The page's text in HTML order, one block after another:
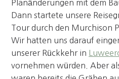
Planänderungen mit dem
Dann startete unsere
Tour durch den Murchison
Wir hatten uns darauf
unserer Rückkehr in
vornehmen würden. Aber